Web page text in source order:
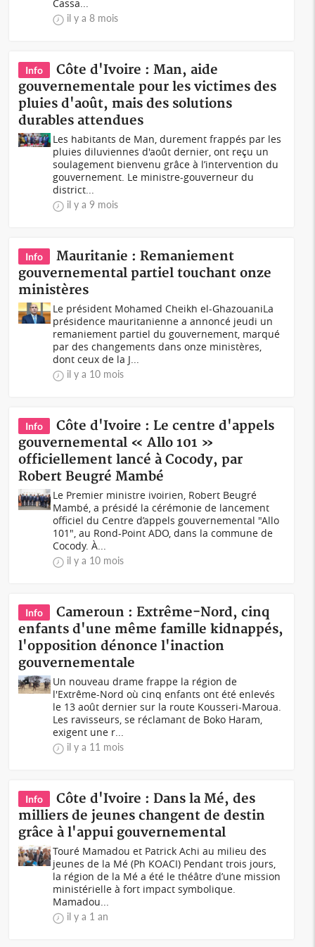
Cassa...
il y a 8 mois
Info
Côte d'Ivoire : Man, aide
gouvernementale pour les victimes des
pluies d'août, mais des solutions
durables attendues
Les habitants de Man, durement frappés par les
pluies diluviennes d'août dernier, ont reçu un
soulagement bienvenu grâce à l’intervention du
gouvernement. Le ministre-gouverneur du
district...
il y a 9 mois
Info
Mauritanie : Remaniement
gouvernemental partiel touchant onze
ministères
Le président Mohamed Cheikh el-GhazouaniLa
présidence mauritanienne a annoncé jeudi un
remaniement partiel du gouvernement, marqué
par des changements dans onze ministères,
dont ceux de la J...
il y a 10 mois
Info
Côte d'Ivoire : Le centre d'appels
gouvernemental « Allo 101 »
officiellement lancé à Cocody, par
Robert Beugré Mambé
Le Premier ministre ivoirien, Robert Beugré
Mambé, a présidé la cérémonie de lancement
officiel du Centre d’appels gouvernemental "Allo
101", au Rond-Point ADO, dans la commune de
Cocody. À...
il y a 10 mois
Info
Cameroun : Extrême-Nord, cinq
enfants d'une même famille kidnappés,
l'opposition dénonce l'inaction
gouvernementale
Un nouveau drame frappe la région de
l'Extrême-Nord où cinq enfants ont été enlevés
le 13 août dernier sur la route Kousseri-Maroua.
Les ravisseurs, se réclamant de Boko Haram,
exigent une r...
il y a 11 mois
Info
Côte d'Ivoire : Dans la Mé, des
milliers de jeunes changent de destin
grâce à l'appui gouvernemental
Touré Mamadou et Patrick Achi au milieu des
jeunes de la Mé (Ph KOACI) Pendant trois jours,
la région de la Mé a été le théâtre d’une mission
ministérielle à fort impact symbolique.
Mamadou...
il y a 1 an